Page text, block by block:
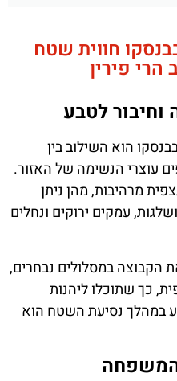
חווית שטח
פירין
וחיבור לטבע
הוא השילוב בין
עוצרי הנשימה של האזור.
מרהיבות, מהן ניתן
עמקים ירוקים ונחלים
הקבוצה במסלולים נבחרים,
כך שתוכלו ליהנות
במהלך נסיעת השטח הוא
המשפחה